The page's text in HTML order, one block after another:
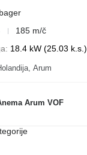
185 m/č
18.4 kW (25.03 k.s.)
Arum
Arum VOF